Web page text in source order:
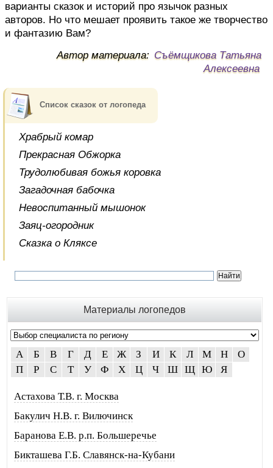
варианты сказок и историй про язычок разных
авторов. Но что мешает проявить такое же творчество
и фантазию Вам?
Автор материала: Съёмщикова Татьяна
Алексеевна
Список сказок от логопеда
Храбрый комар
Прекрасная Обжорка
Трудолюбивая божья коровка
Загадочная бабочка
Невоспитанный мышонок
Заяц-огородник
Сказка о Кляксе
Материалы логопедов
А Б В Г Д Е Ж З И К Л М Н
О
П
Р С Т У Ф Х Ц Ч Ш Щ Ю Я
Астахова Т.В. г. Москва
Бакулич Н.В. г. Вилючинск
Баранова Е.В. р.п. Большеречье
Бикташева Г.Б. Славянск-на-Кубани